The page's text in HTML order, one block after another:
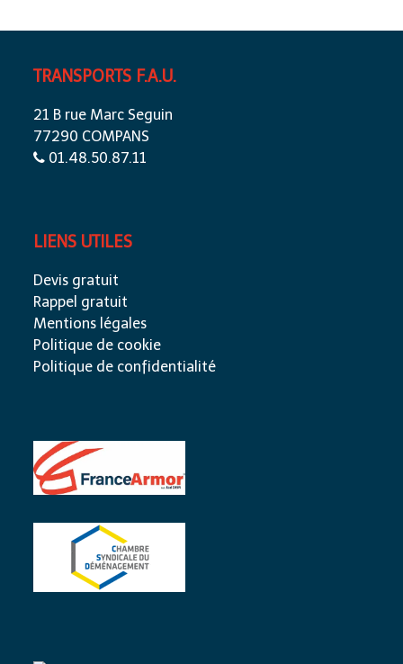
TRANSPORTS F.A.U.
21 B rue Marc Seguin
77290 COMPANS
01.48.50.87.11
LIENS UTILES
Devis gratuit
Rappel gratuit
Mentions légales
Politique de cookie
Politique de confidentialité